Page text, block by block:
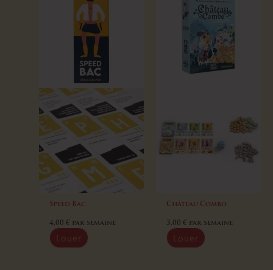
Speed Bac
4,00 € par semaine
Louer
Château Combo
3,00 € par semaine
Louer